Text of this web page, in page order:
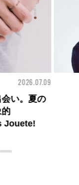
2026.07.09
】時をかけ